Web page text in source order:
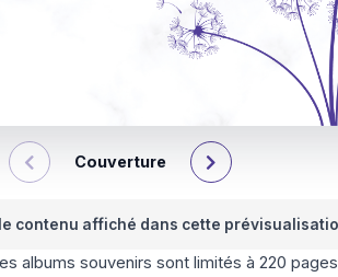
Couverture
contenu affiché dans cette
albums souvenirs sont limités à 220